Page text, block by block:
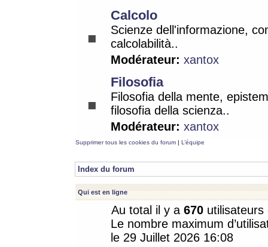
Calcolo
Scienze dell'informazione,
calcolabilità..
Modérateur: xantox
Filosofia
Filosofia della mente,
filosofia della scienza..
Modérateur: xantox
Supprimer tous les cookies du forum | L’équipe
Index du forum
Qui est en ligne
Au total il y a 670
Le nombre maximum
le 29 Juillet 2026 16:08